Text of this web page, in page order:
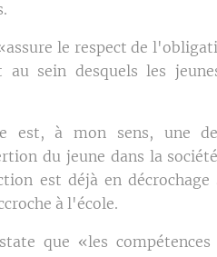
le respect de
sein desquels les
est, à mon sens, une
du jeune dans la
est déjà en décrochage
à l'école.
que «les compétences